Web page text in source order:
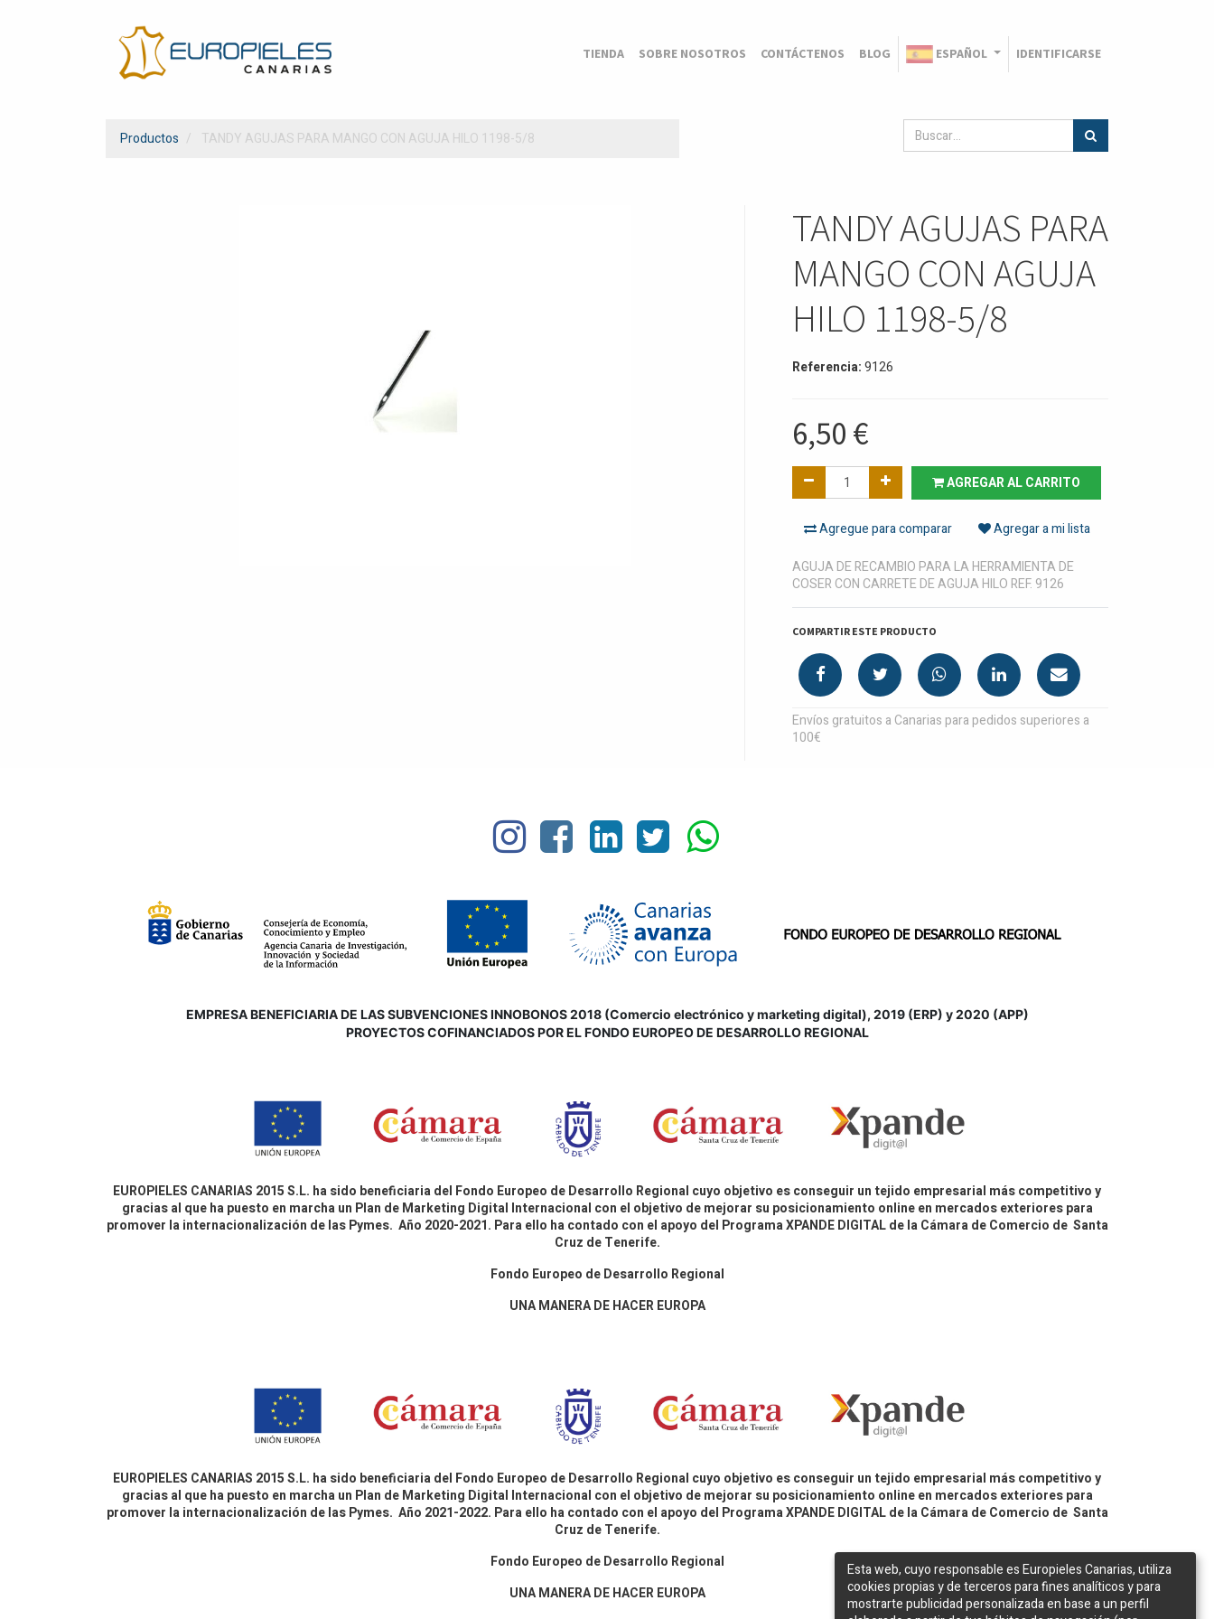
TIENDA SOBRE NOSOTROS CONTÁCTENOS BLOG ESPAÑOL IDENTIFICARSE
Productos TANDY AGUJAS PARA MANGO CON AGUJA HILO 1198-5/8
TANDY AGUJAS PARA
MANGO CON AGUJA
HILO 1198-5/8
Referencia:9126
6,50 €
AGREGAR AL CARRITO
Agregue para comparar
Agregar a mi lista
AGUJA DE RECAMBIO PARA LA HERRAMIENTA DE
COSER CON CARRETE DE AGUJA HILO REF. 9126
COMPARTIR ESTE PRODUCTO
Envíos gratuitos a Canarias para pedidos superiores a
100€
EMPRESA BENEFICIARIA DE LAS SUBVENCIONES INNOBONOS 2018 (Comercio electrónico y marketing digital), 2019 (ERP) y 2020 (APP)
PROYECTOS COFINANCIADOS POR EL FONDO EUROPEO DE DESARROLLO REGIONAL
EUROPIELES CANARIAS 2015 S.L. ha sido beneficiaria del Fondo Europeo de Desarrollo Regional cuyo objetivo es conseguir un tejido empresarial más competitivo y
gracias al que ha puesto en marcha un Plan de Marketing Digital Internacional con el objetivo de mejorar su posicionamiento online en mercados exteriores para
promover la internacionalización de las Pymes. Año 2020-2021. Para ello ha contado con el apoyo del Programa XPANDE DIGITAL de la Cámara de Comercio de Santa
Cruz de Tenerife.
Fondo Europeo de Desarrollo Regional
UNA MANERA DE HACER EUROPA
EUROPIELES CANARIAS 2015 S.L. ha sido beneficiaria del Fondo Europeo de Desarrollo Regional cuyo objetivo es conseguir un tejido empresarial más competitivo y
gracias al que ha puesto en marcha un Plan de Marketing Digital Internacional con el objetivo de mejorar su posicionamiento online en mercados exteriores para
promover la internacionalización de las Pymes. Año 2021-2022. Para ello ha contado con el apoyo del Programa XPANDE DIGITAL de la Cámara de Comercio de Santa
Cruz de Tenerife.
Fondo Europeo de Desarrollo Regional
UNA MANERA DE HACER EUROPA
Esta web, cuyo responsable es Europieles Canarias, utiliza
cookies propias y de terceros para fines analíticos y para
mostrarte publicidad personalizada en base a un perfil